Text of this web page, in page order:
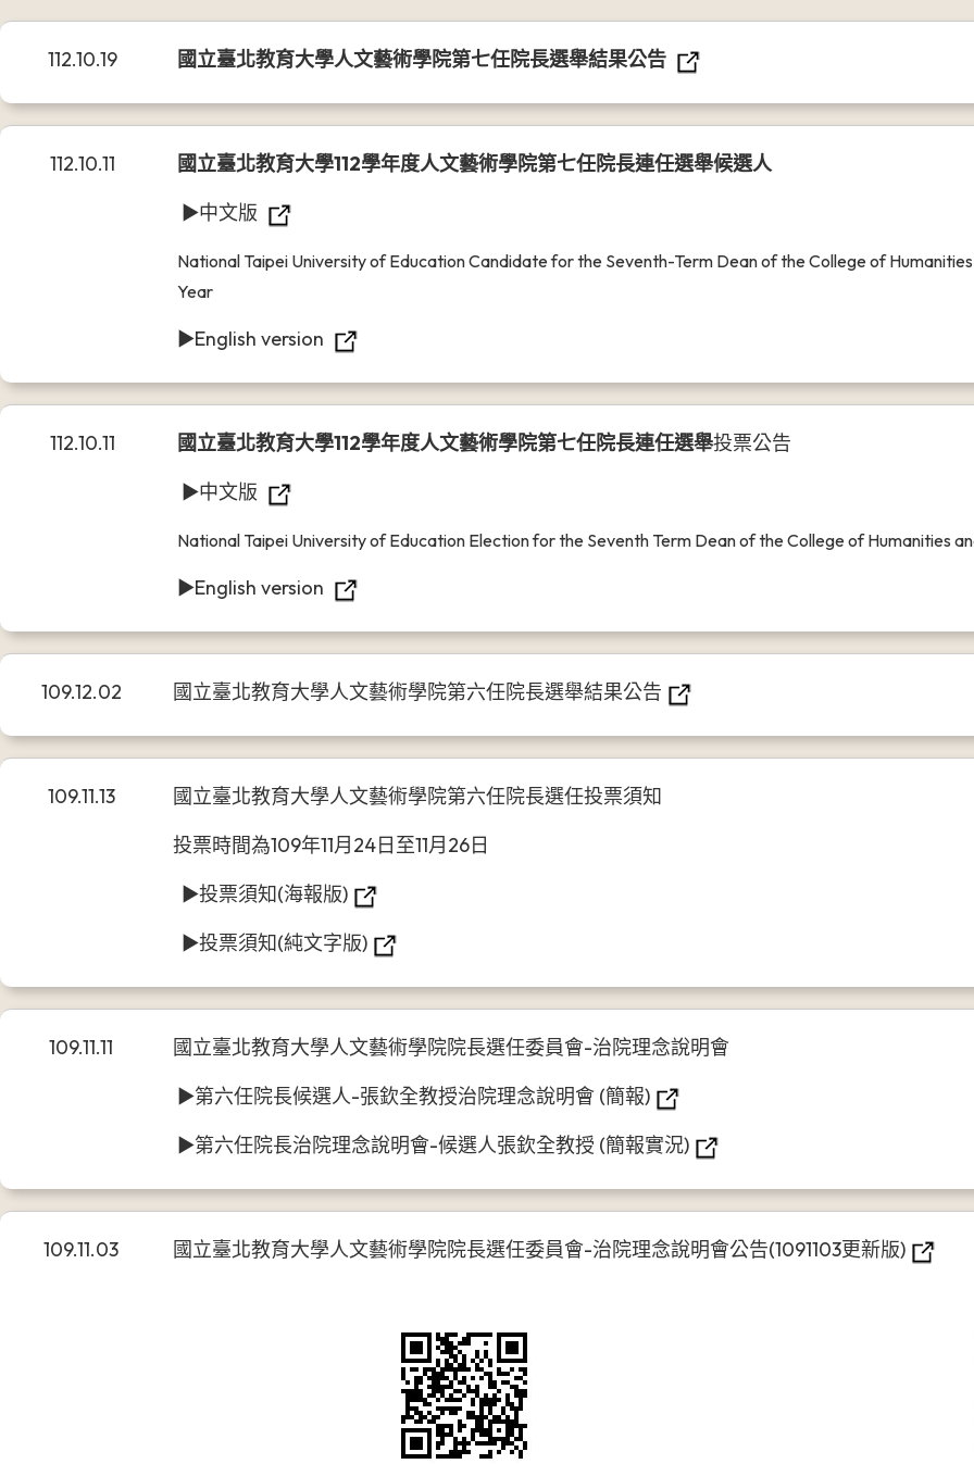
112.10.19 國立臺北教育大學人文藝術學院第七任院長選舉結果公告
112.10.11
國立臺北教育大學112學年度人文藝術學院第七任院長連任選舉候選人
►中文版
National Taipei University of Education Candidate for the Seventh-Term Dean of the College of
Year
►English version
112.10.11 國立臺北教育大學112學年度人文藝術學院第七任院長連任選舉投票公告
►中文版
National Taipei University of Education Election for the Seventh Term Dean of the College of Humanities
►English version
109.12.02 國立臺北教育大學人文藝術學院第六任院長選舉結果公告
109.11.13
國立臺北教育大學人文藝術學院第六任院長選任投票須知
投票時間為109年11月24日至11月26日
►投票須知(海報版)
►投票須知(純文字版)
109.11.11
國立臺北教育大學人文藝術學院院長選任委員會-治院理念說明會
►第六任院長候選人-張欽全教授治院理念說明會 (簡報)
►第六任院長治院理念說明會-候選人張欽全教授 (簡報實況)
109.11.03 國立臺北教育大學人文藝術學院院長選任委員會-治院理念說明會公告(1091103更新版)